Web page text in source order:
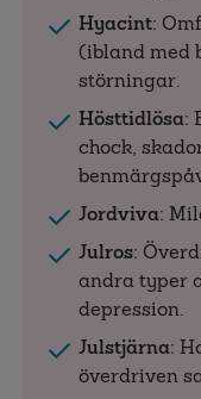
Hyacint:
(ibland med
störningar.
Hösttidlösa:
chock,
Jordviva:
Julros:
andra typer
depression.
Julstjärna:
överdriven